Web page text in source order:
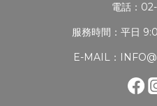
電話：
服務時間：平日
E-MAIL：